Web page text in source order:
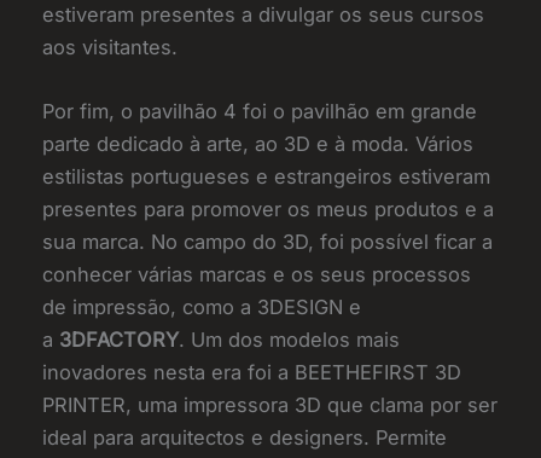
estiveram presentes a divulgar os seus cursos
aos visitantes.
Por fim, o pavilhão 4 foi o pavilhão em grande
parte dedicado à arte, ao 3D e à moda. Vários
estilistas portugueses e estrangeiros estiveram
presentes para promover os meus produtos e a
sua marca. No campo do 3D, foi possível ficar a
conhecer várias marcas e os seus processos
de impressão, como a 3DESIGN e
a 3DFACTORY. Um dos modelos mais
inovadores nesta era foi a BEETHEFIRST 3D
PRINTER, uma impressora 3D que clama por ser
ideal para arquitectos e designers. Permite